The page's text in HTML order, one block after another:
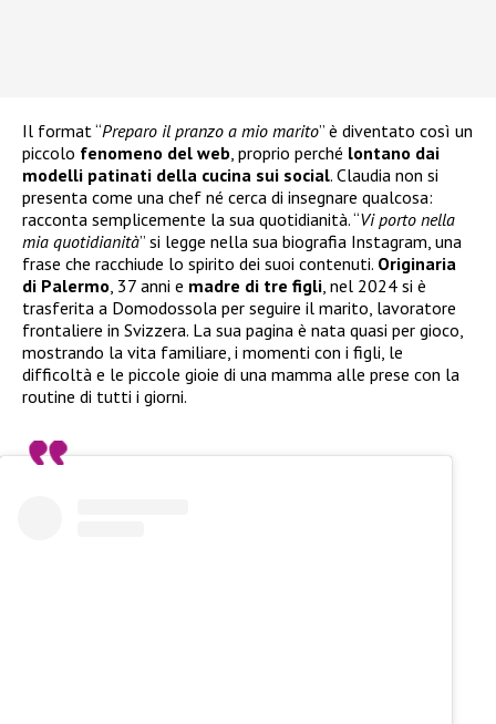
Il format “Preparo il pranzo a mio marito” è diventato così un
piccolo fenomeno del web, proprio perché lontano dai
modelli patinati della cucina sui social. Claudia non si
presenta come una chef né cerca di insegnare qualcosa:
racconta semplicemente la sua quotidianità. “Vi porto nella
mia quotidianità” si legge nella sua biografia Instagram, una
frase che racchiude lo spirito dei suoi contenuti. Originaria
di Palermo, 37 anni e madre di tre figli, nel 2024 si è
trasferita a Domodossola per seguire il marito, lavoratore
frontaliere in Svizzera. La sua pagina è nata quasi per gioco,
mostrando la vita familiare, i momenti con i figli, le
difficoltà e le piccole gioie di una mamma alle prese con la
routine di tutti i giorni.